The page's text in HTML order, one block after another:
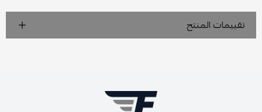
تقييمات المنتج